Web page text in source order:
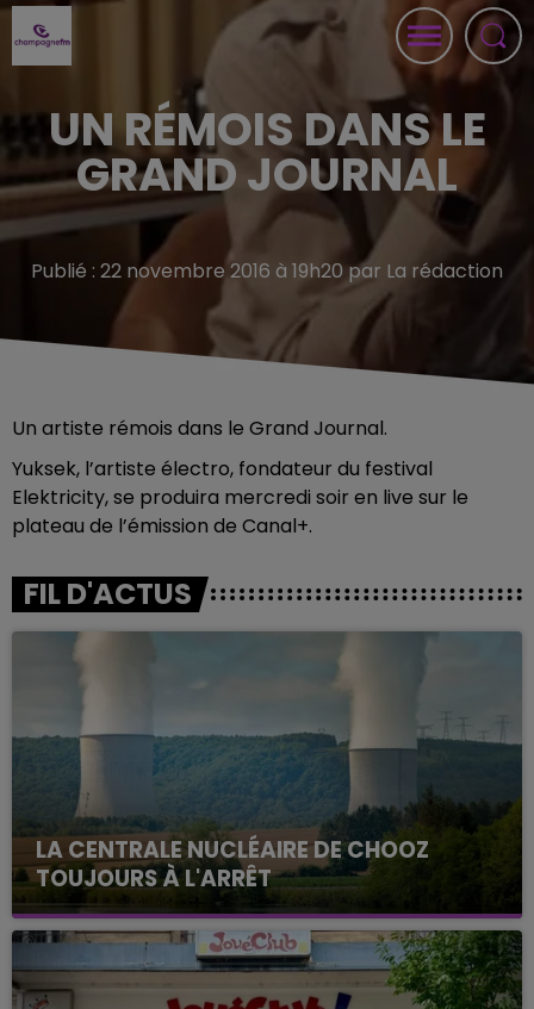
UN RÉMOIS DANS LE
GRAND JOURNAL
Publié : 22 novembre 2016 à 19h20 par La rédaction
Un artiste rémois dans le Grand Journal.
Yuksek, l’artiste électro, fondateur du festival
Elektricity, se produira mercredi soir en live sur le
plateau de l’émission de Canal+.
FIL D'ACTUS
LA CENTRALE NUCLÉAIRE DE CHOOZ
TOUJOURS À L'ARRÊT
Cela fait déjà une semaine que la centrale
nucléaire ardennaise est à l'arrêt. Une situation
justifiée par la sécheresse intense qui est toujours
présente.